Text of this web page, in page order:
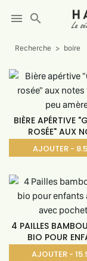
menu search
Recherche boire
BIÈRE APÉRTIVE
ROSÉE" AUX
AJOUTER -
4 PAILLES
BIO POUR
AJOUTER -